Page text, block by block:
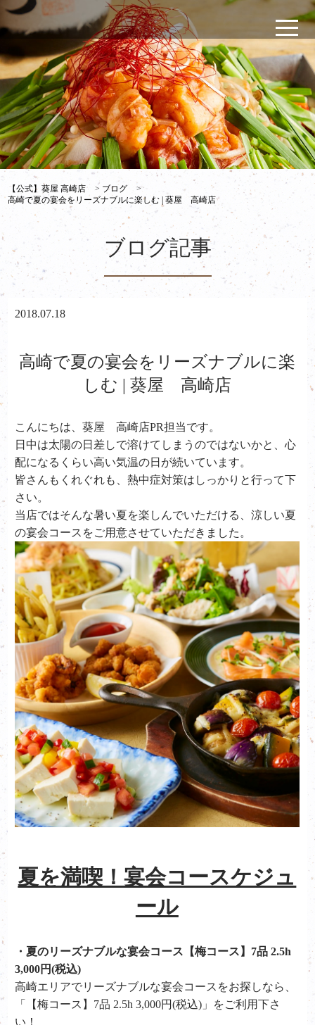
【公式】葵屋 高崎店 > ブログ
>
高崎で夏の宴会をリーズナブルに楽しむ | 葵屋 高崎店
ブログ記事
2018.07.18
高崎で夏の宴会をリーズナブルに楽
しむ | 葵屋 高崎店
こんにちは、葵屋 高崎店PR担当です。
日中は太陽の日差しで溶けてしまうのではないかと、心
配になるくらい高い気温の日が続いています。
皆さんもくれぐれも、熱中症対策はしっかりと行って下
さい。
当店ではそんな暑い夏を楽しんでいただける、涼しい夏
の宴会コースをご用意させていただきました。
夏を満喫！宴会コースケジュ
ール
・夏のリーズナブルな宴会コース【梅コース】7品 2.5h
3,000円(税込)
高崎エリアでリーズナブルな宴会コースをお探しなら、
「【梅コース】7品 2.5h 3,000円(税込)」をご利用下さ
い！